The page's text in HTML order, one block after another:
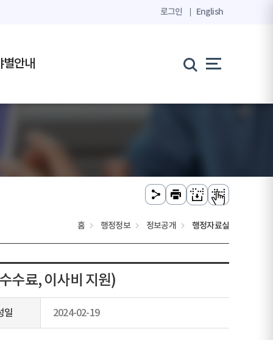
로그인 English
별안내
홈 행정정보 정보공개 행정자료실
수료, 이사비 지원)
일 2024-02-19